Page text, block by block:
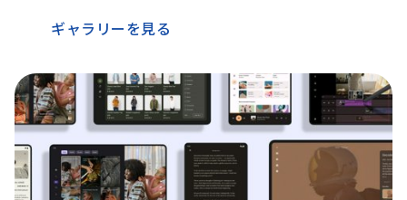
ギャラリーを見る